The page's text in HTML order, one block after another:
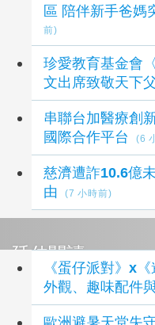
區 陪伴新手爸媽
前)
珍愛教育基金會
文出席致敬天下
串聯台加醫療創
國際合作平台
(6
慈濟遭詐10.6億
由
(7 小時前)
延伸閱讀
《蛋仔派對》x
外觀、趣味配件